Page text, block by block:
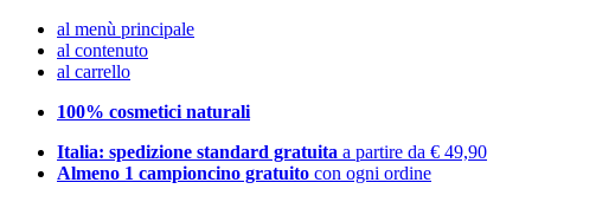
al menù principale
al contenuto
al carrello
100% cosmetici naturali
Italia: spedizione standard gratuita a partire da € 49,90
Almeno 1 campioncino gratuito con ogni ordine